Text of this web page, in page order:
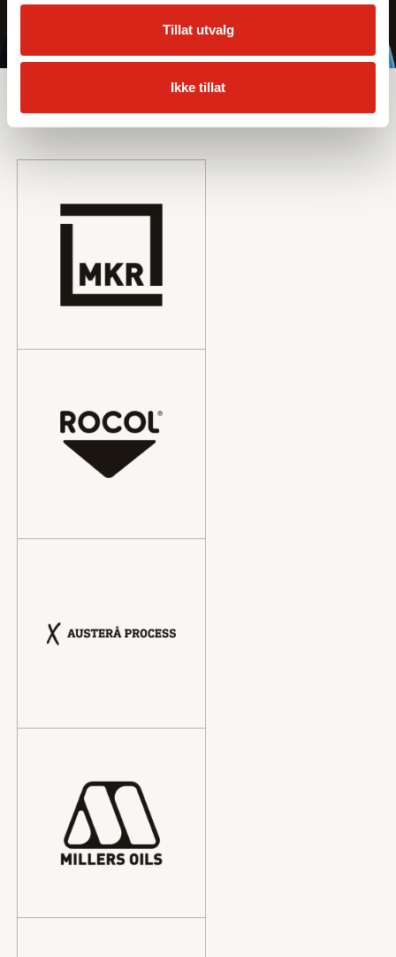
Tillat utvalg
Ikke tillat
Leverandører